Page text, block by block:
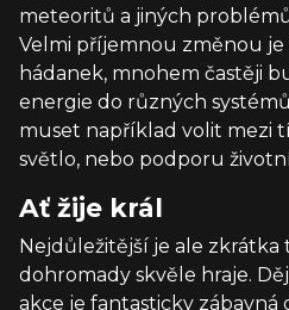
meteoritů a jiných
Velmi příjemnou změnou
hádanek, mnohem častěji
energie do různých
muset například volit mezi
světlo, nebo podporu
Ať žije král
Nejdůležitější je ale zkrátka
dohromady skvěle hraje.
akce je fantasticky zábavná